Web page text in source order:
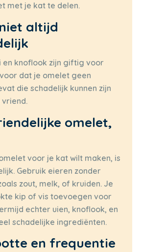
met je kat te delen.
altijd
en knoflook zijn giftig voor
dat je omelet geen
die schadelijk kunnen zijn
omelet,
voor je kat wilt maken, is
Gebruik eieren zonder
zout, melk, of kruiden. Je
kip of vis toevoegen voor
echter uien, knoflook, en
schadelijke ingrediënten.
en frequentie